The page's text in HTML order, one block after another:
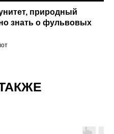
природный
знать о фульвовых